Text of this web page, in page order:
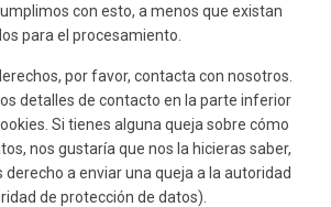
con esto, a menos que existan
para el procesamiento.
por favor, contacta con nosotros.
detalles de contacto en la parte inferior
Si tienes alguna queja sobre cómo
nos gustaría que nos la hicieras saber,
a enviar una queja a la autoridad
de protección de datos).